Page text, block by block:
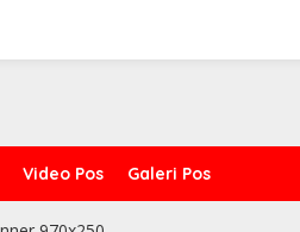
Video Pos Galeri Pos